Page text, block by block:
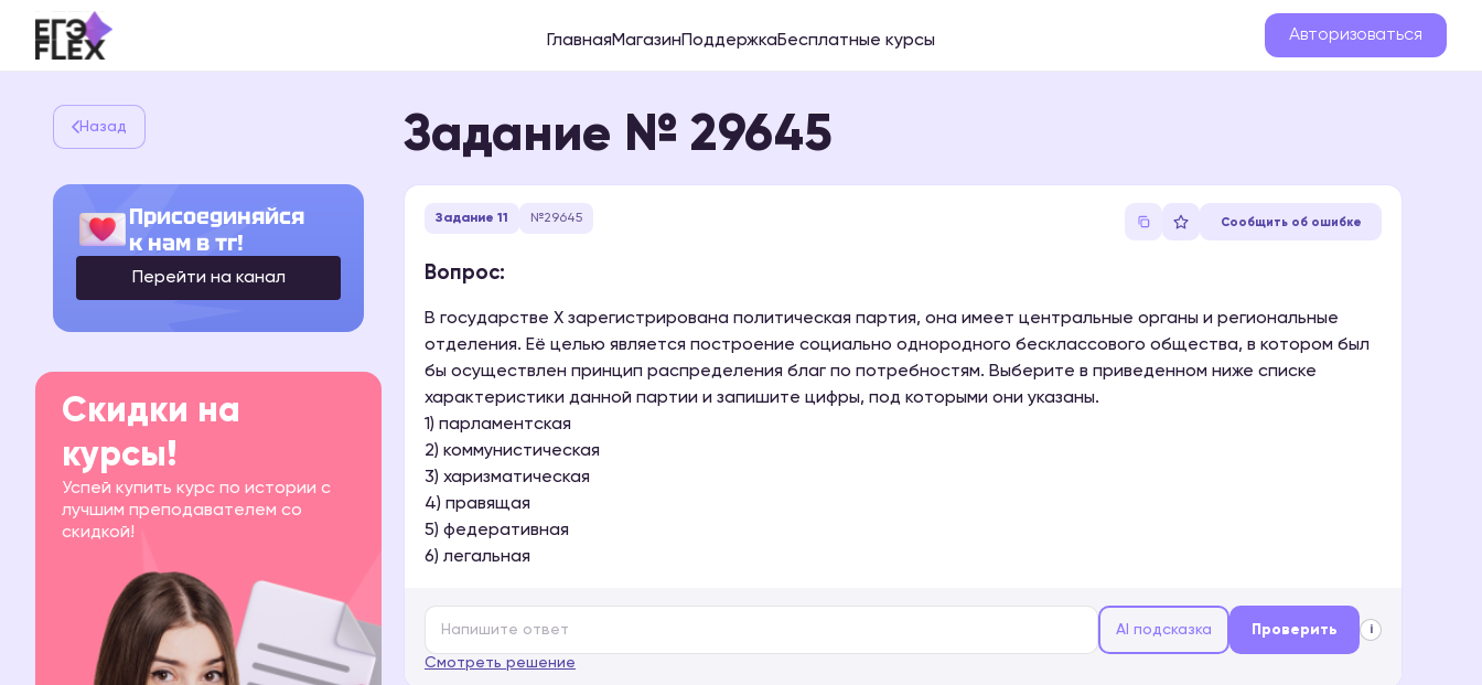
ГлавнаяМагазинПоддержкаБесплатные курсы Авторизоваться
Назад Задание № 29645
Присоединяйся
к нам в тг!
Перейти на канал
Задание 11 №29645 Сообщить об ошибке
Вопрос:
В государстве Х зарегистрирована политическая партия, она имеет центральные органы и региональные
отделения. Её целью является построение социально однородного бесклассового общества, в котором был
бы осуществлен принцип распределения благ по потребностям. Выберите в приведенном ниже списке
характеристики данной партии и запишите цифры, под которыми они указаны.
1) парламентская
2) коммунистическая
3) харизматическая
4) правящая
5) федеративная
6) легальная
AI подсказка Проверить i
Смотреть решение
Скидки на
курсы!
Успей купить курс по истории с
лучшим преподавателем со
скидкой!